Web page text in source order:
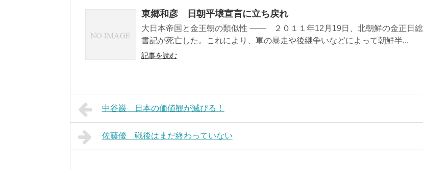
東郷和彦 日朝平壌宣言に立ち戻れ
大日本帝国と金王朝の類似性 ―― ２０１１年12月19日、北朝鮮の金正日総
書記が死亡した。これにより、軍の暴走や後継争いなどによって朝鮮半...
記事を読む
中谷巌 日本の価値観が滅びる！
佐藤優 戦後はまだ終わっていない